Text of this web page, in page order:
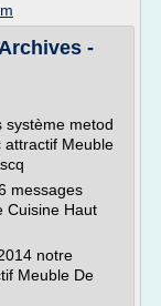
-
système metod
attractif Meuble
messages
Cuisine Haut
notre
Meuble De